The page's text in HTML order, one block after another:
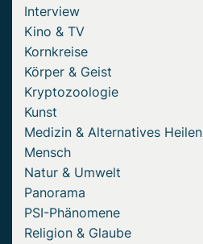
Interview
Kino & TV
Kornkreise
Körper & Geist
Kryptozoologie
Kunst
Medizin & Alternatives Heilen
Mensch
Natur & Umwelt
Panorama
PSI-Phänomene
Religion & Glaube